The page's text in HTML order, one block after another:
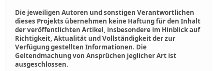
Die jeweiligen Autoren und sonstigen Verantwortlichen
dieses Projekts übernehmen keine Haftung für den Inhalt
der veröffentlichten Artikel, insbesondere im Hinblick auf
Richtigkeit, Aktualität und Vollständigkeit der zur
Verfügung gestellten Informationen. Die
Geltendmachung von Ansprüchen jeglicher Art ist
ausgeschlossen.